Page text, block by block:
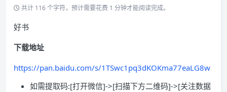
共计 116 个字符，预计需要花费 1 分钟才能阅读完成。
好书
下载地址
https://pan.baidu.com/s/1TSwc1pq3dKOKma77eaLG8w
如需提取码:[打开微信]->[扫描下方二维码]->[关注数据